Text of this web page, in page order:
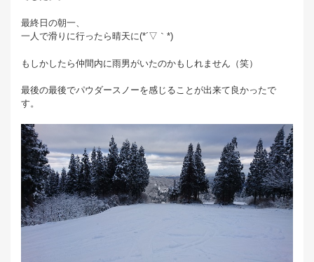
最終日の朝一、
一人で滑りに行ったら晴天に(*´▽｀*)
もしかしたら仲間内に雨男がいたのかもしれません（笑）
最後の最後でパウダースノーを感じることが出来て良かったで
す。